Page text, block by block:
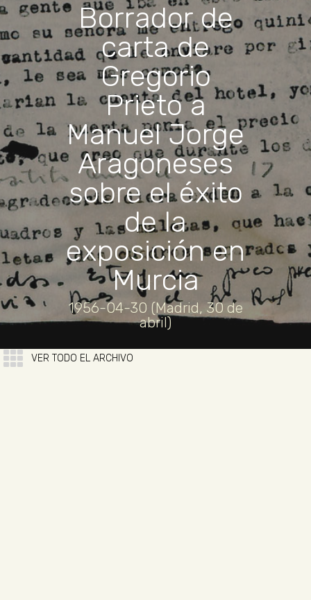
Borrador de
carta de
Gregorio
Prieto a
Manuel Jorge
Aragoneses
sobre el éxito
de la
exposición en
Murcia
1956-04-30 (Madrid, 30 de
abril)
VER TODO EL ARCHIVO